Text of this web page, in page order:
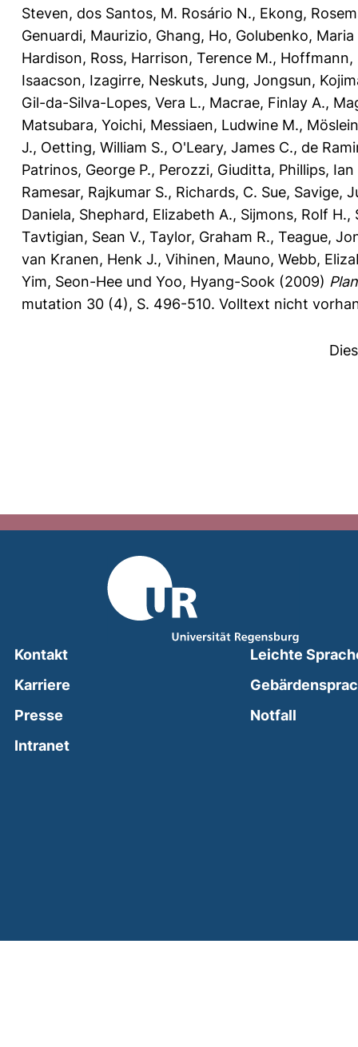
Steven, dos Santos, M. Rosário N., Ekong,
Genuardi, Maurizio, Ghang, Ho, Golubenko, Maria
Hardison, Ross, Harrison, Terence M., Hoffmann,
Isaacson, Izagirre, Neskuts, Jung, Jongsun,
Gil-da-Silva-Lopes, Vera L., Macrae, Finlay A.,
Matsubara, Yoichi, Messiaen, Ludwine M.,
J., Oetting, William S., O'Leary, James C., de
Patrinos, George P., Perozzi, Giuditta, Phillips, Ian
Ramesar, Rajkumar S., Richards, C. Sue, Savige,
Daniela, Shephard, Elizabeth A., Sijmons, Rolf H.,
Tavtigian, Sean V., Taylor, Graham R., Teague,
van Kranen, Henk J., Vihinen, Mauno, Webb,
Yim, Seon-Hee und Yoo, Hyang-Sook (2009)
mutation 30 (4), S. 496-510. Volltext nicht
Kontakt
Karriere
Presse
Intranet(external link, opens in a new window)
Leichte
Notfall